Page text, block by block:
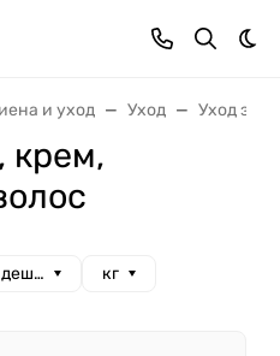
и уход Уход Уход за
крем,
кг